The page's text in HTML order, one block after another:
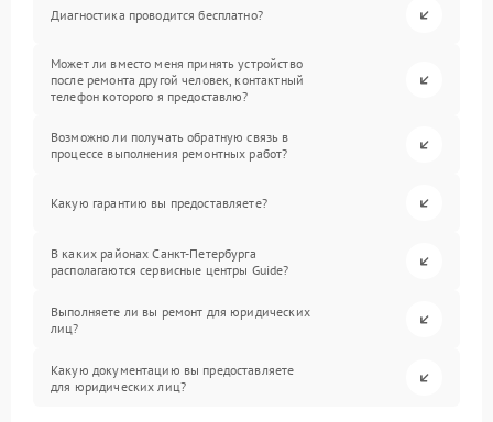
Диагностика проводится бесплатно?
Может ли вместо меня принять устройство
после ремонта другой человек, контактный
телефон которого я предоставлю?
Возможно ли получать обратную связь в
процессе выполнения ремонтных работ?
Какую гарантию вы предоставляете?
В каких районах Санкт-Петербурга
располагаются сервисные центры Guide?
Выполняете ли вы ремонт для юридических
лиц?
Какую документацию вы предоставляете
для юридических лиц?